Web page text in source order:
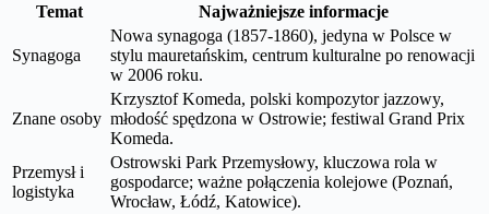
Temat Najważniejsze informacje
Synagoga
Nowa synagoga (1857-1860), jedyna w Polsce w
stylu mauretańskim, centrum kulturalne po renowacji
w 2006 roku.
Znane osoby
Krzysztof Komeda, polski kompozytor jazzowy,
młodość spędzona w Ostrowie; festiwal Grand Prix
Komeda.
Przemysł i
logistyka
Ostrowski Park Przemysłowy, kluczowa rola w
gospodarce; ważne połączenia kolejowe (Poznań,
Wrocław, Łódź, Katowice).